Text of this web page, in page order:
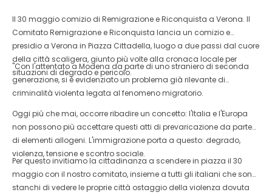
Il 30 maggio comizio di Remigrazione e Riconquista a Verona. Il
Comitato Remigrazione e Riconquista lancia un comizio e
presidio a Verona in Piazza Cittadella, luogo a due passi dal cuore
della città scaligera, giunto più volte alla cronaca locale per
situazioni di degrado e pericolo.
"Con l'attentato a Modena da parte di uno straniero di seconda
generazione, si è evidenziato un problema già rilevante di
criminalità violenta legata al fenomeno migratorio.
Oggi più che mai, occorre ribadire un concetto: l'Italia e l'Europa
non possono più accettare questi atti di prevaricazione da parte
di elementi allogeni. L'immigrazione porta a questo: degrado,
violenza, tensione e scontro sociale.
Per questo invitiamo la cittadinanza a scendere in piazza il 30
maggio con il nostro comitato, insieme a tutti gli italiani che sono
stanchi di vedere le proprie città ostaggio della violenza dovuta